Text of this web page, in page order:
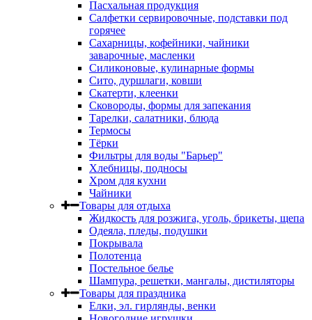
Пасхальная продукция
Салфетки сервировочные, подставки под
горячее
Сахарницы, кофейники, чайники
заварочные, масленки
Силиконовые, кулинарные формы
Сито, дуршлаги, ковши
Скатерти, клеенки
Сковороды, формы для запекания
Тарелки, салатники, блюда
Термосы
Тёрки
Фильтры для воды "Барьер"
Хлебницы, подносы
Хром для кухни
Чайники
Товары для отдыха
Жидкость для розжига, уголь, брикеты, щепа
Одеяла, пледы, подушки
Покрывала
Полотенца
Постельное белье
Шампура, решетки, мангалы, дистиляторы
Товары для праздника
Елки, эл. гирлянды, венки